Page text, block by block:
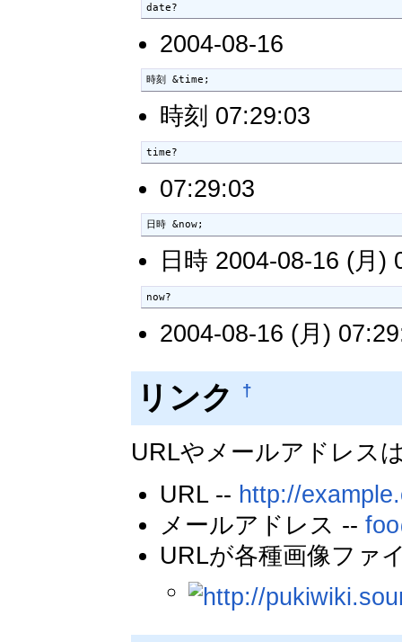
date?
2004-08-16
時刻 &time;
時刻 07:29:03
time?
07:29:03
日時 &now;
日時 2004-08-16 (月)
now?
2004-08-16 (月)
リンク †
URLやメールアドレス
URL -- http://
メールアドレス --
URLが各種画像ファ